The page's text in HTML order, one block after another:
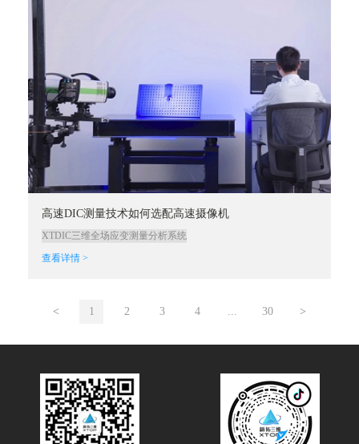
高速DIC测量技术如何选配高速摄像机
XTDIC三维全场应变测量分析系统
查看详情 >
< 1 2 3 4 30 >